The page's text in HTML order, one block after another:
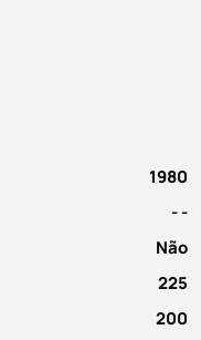
1980
- -
Não
225
200